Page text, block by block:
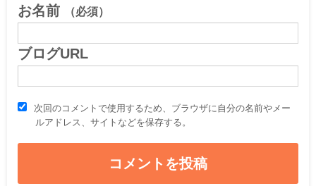
お名前 （必須）
ブログURL
次回のコメントで使用するため、ブラウザに自分の名前やメー
ルアドレス、サイトなどを保存する。